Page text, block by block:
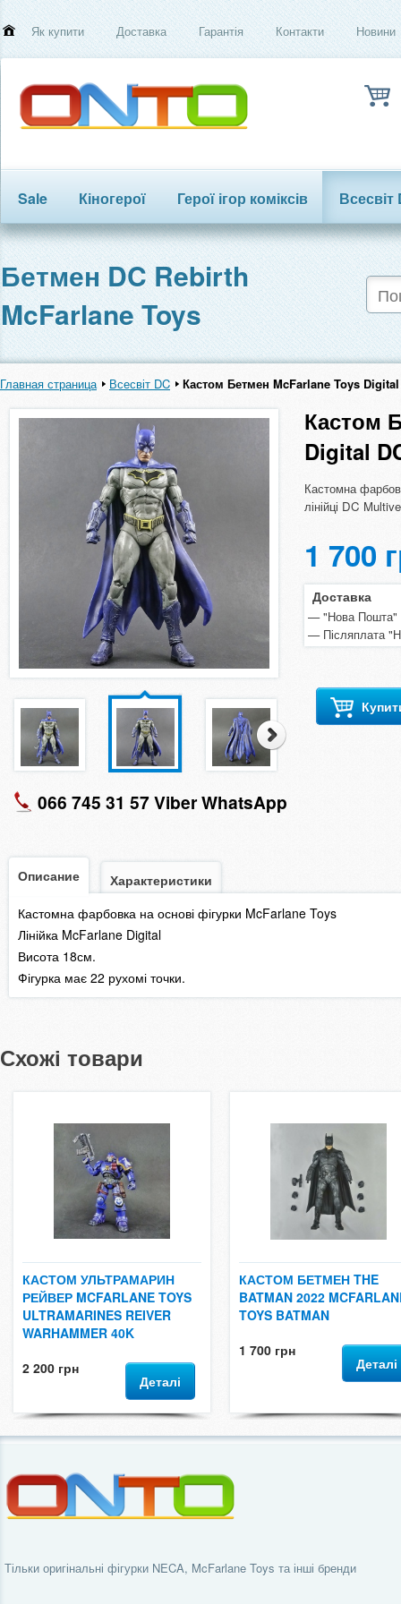
Як купити Доставка Гарантія Контакти Новини
Sale Кіногерої Герої ігор коміксів Всесвіт
Трансформери
Бетмен DC Rebirth
McFarlane Toys
Главная страница Всесвіт DC Кастом Бетмен McFarlane Toys
Кастом
Digital
Кастомна
лінійці DC
1 700
Доставка
"Нова Пошта"
Післяплата
066 745 31 57 Viber WhatsApp
Описание
Характеристики
Кастомна фарбовка на основі фігурки McFarlane Toys
Лінійка McFarlane Digital
Висота 18см.
Фігурка має 22 рухомі точки.
Схожі товари
КАСТОМ УЛЬТРАМАРИН
РЕЙВЕР MCFARLANE TOYS
ULTRAMARINES REIVER
WARHAMMER 40K
2 200 грн
Деталі
КАСТОМ БЕТМЕН THE
BATMAN 2022
TOYS BATMAN
1 700 грн
Деталі
Тільки оригінальні фігурки NECA, McFarlane Toys та інші бренди